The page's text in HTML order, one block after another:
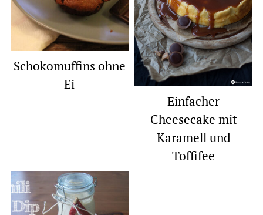
Schokomuffins ohne
Ei
Einfacher
Cheesecake mit
Karamell und
Toffifee